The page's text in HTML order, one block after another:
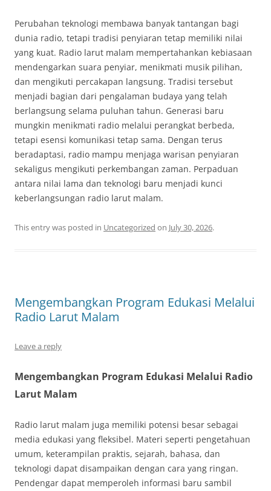
Perubahan teknologi membawa banyak tantangan bagi
dunia radio, tetapi tradisi penyiaran tetap memiliki nilai
yang kuat. Radio larut malam mempertahankan kebiasaan
mendengarkan suara penyiar, menikmati musik pilihan,
dan mengikuti percakapan langsung. Tradisi tersebut
menjadi bagian dari pengalaman budaya yang telah
berlangsung selama puluhan tahun. Generasi baru
mungkin menikmati radio melalui perangkat berbeda,
tetapi esensi komunikasi tetap sama. Dengan terus
beradaptasi, radio mampu menjaga warisan penyiaran
sekaligus mengikuti perkembangan zaman. Perpaduan
antara nilai lama dan teknologi baru menjadi kunci
keberlangsungan radio larut malam.
This entry was posted in Uncategorized on July 30, 2026.
Mengembangkan Program Edukasi Melalui
Radio Larut Malam
Leave a reply
Mengembangkan Program Edukasi Melalui Radio
Larut Malam
Radio larut malam juga memiliki potensi besar sebagai
media edukasi yang fleksibel. Materi seperti pengetahuan
umum, keterampilan praktis, sejarah, bahasa, dan
teknologi dapat disampaikan dengan cara yang ringan.
Pendengar dapat memperoleh informasi baru sambil